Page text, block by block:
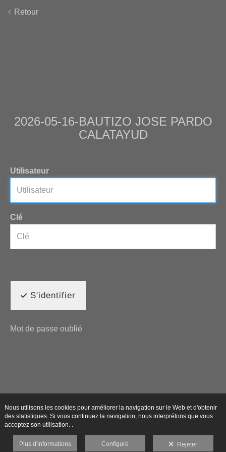
Retour
2026-05-16-BAUTIZO JOSE PARDO
CALATAYUD
Utilisateur
Clé
S'identifier
Mot de passe oublié
Nous utilisons les cookies pour améliorer la navigation sur le Web et d'obtenir
des statistiques. Si vous continuez la navigation, nous interprétons que vous
acceptez son utilisation. .
Plus d'informations Configuré Rejeter